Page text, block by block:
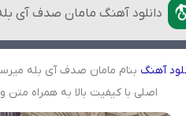
دانلود آهنگ مامان صدف آی
آهنگ بنام مامان صدف آی بله
اصلی با کیفیت بالا به همراه